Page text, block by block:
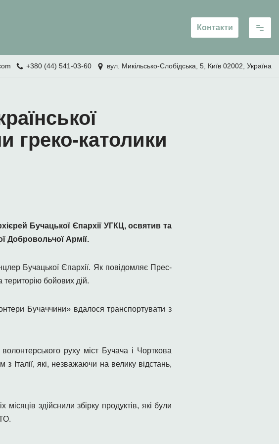
Контакти
+380 (44) 541-03-60 вул. Микільсько-Слобідська, 5, Київ 02002, Україна
греко-католики
Бучацької Єпархії УГКЦ, освятив та
Добровольчої Армії.
Бучацької Єпархії. Як повідомляє Прес-
бойових дій.
Бучаччини» вдалося транспортувати з
руху міст Бучача і Чорткова
Італії, які, незважаючи на велику відстань,
здійснили збірку продуктів, які були